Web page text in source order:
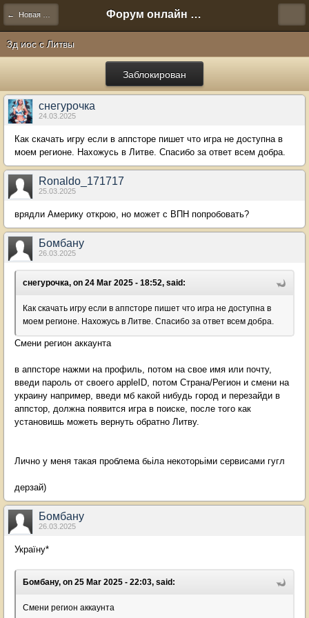
← Новая Эра 3D Форум онлайн игры "Новая Эра" (Нюра Биз)
3д иос с Литвы
Заблокирован
снегурочка
24.03.2025
Как скачать игру если в аппсторе пишет что игра не доступна в
моем регионе. Нахожусь в Литве. Спасибо за ответ всем добра.
Ronaldo_171717
25.03.2025
врядли Америку открою, но может с ВПН попробовать?
Бомбану
26.03.2025
снегурочка, on 24 Mar 2025 - 18:52, said:
Как скачать игру если в аппсторе пишет что игра не доступна в
моем регионе. Нахожусь в Литве. Спасибо за ответ всем добра.
Смени регион аккаунта
в аппсторе нажми на профиль, потом на свое имя или почту,
введи пароль от своего appleID, потом Страна/Регион и смени на
украину например, введи мб какой нибудь город и перезайди в
аппстор, должна появится игра в поиске, после того как
установишь можеть вернуть обратно Литву.
Лично у меня такая проблема бьіла некоторьіми сервисами гугл
дерзай)
Бомбану
26.03.2025
Україну*
Бомбану, on 25 Mar 2025 - 22:03, said:
Смени регион аккаунта